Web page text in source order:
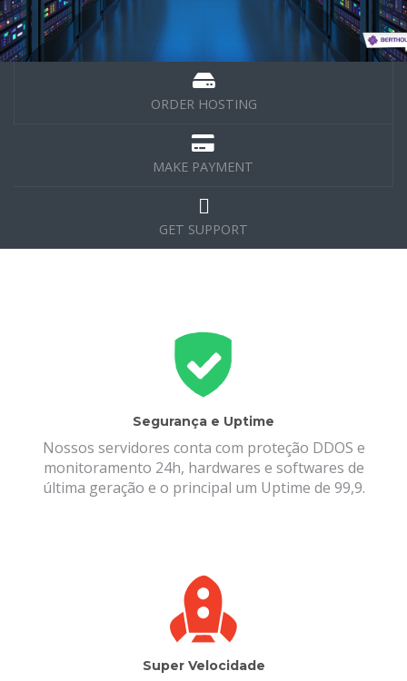
ORDER HOSTING
MAKE PAYMENT
GET SUPPORT
Segurança e Uptime
Nossos servidores conta com proteção DDOS e
monitoramento 24h, hardwares e softwares de
última geração e o principal um Uptime de 99,9.
Super Velocidade